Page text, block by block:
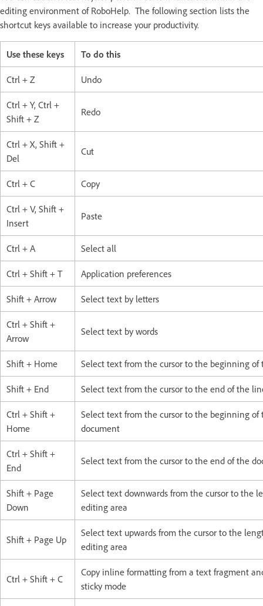
editing environment of RoboHelp. The following section lists the
shortcut keys available to increase your productivity.
Use these keys To do this
Ctrl + Z Undo
Ctrl + Y, Ctrl +
Shift + Z
Redo
Ctrl + X, Shift +
Del
Cut
Ctrl + C Copy
Ctrl + V, Shift +
Insert
Paste
Ctrl + A Select all
Ctrl + Shift + T Application preferences
Shift + Arrow Select text by letters
Ctrl + Shift +
Arrow
Select text by words
Shift + Home Select text from the cursor to the beginning of
Shift + End Select text from the cursor to the end of the
Ctrl + Shift +
Home
Select text from the cursor to the beginning of
document
Ctrl + Shift +
End
Select text from the cursor to the end of the
Shift + Page
Down
Select text downwards from the cursor to the
editing area
Shift + Page Up
Select text upwards from the cursor to the
editing area
Ctrl + Shift + C
Copy inline formatting from a text fragment
sticky mode